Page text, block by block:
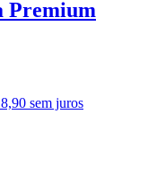
Premium
sem juros